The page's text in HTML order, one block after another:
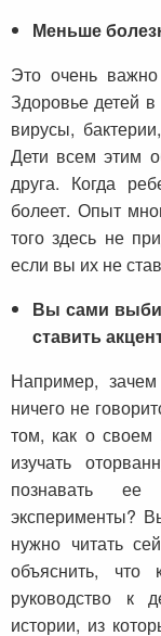
Меньше
Это очень
Здоровье детей
вирусы,
Дети всем этим
друга. Когда
болеет. Опыт
того здесь не
если вы их не
Вы сами
ставить
Например,
ничего не
том, как о своем
изучать
познавать
эксперименты?
нужно читать
объяснить, что
руководство к
истории, из